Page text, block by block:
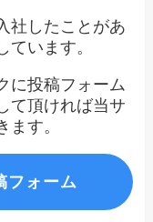
社したことがあ
ています。
に投稿フォーム
て頂ければ当サ
ます。
フォーム